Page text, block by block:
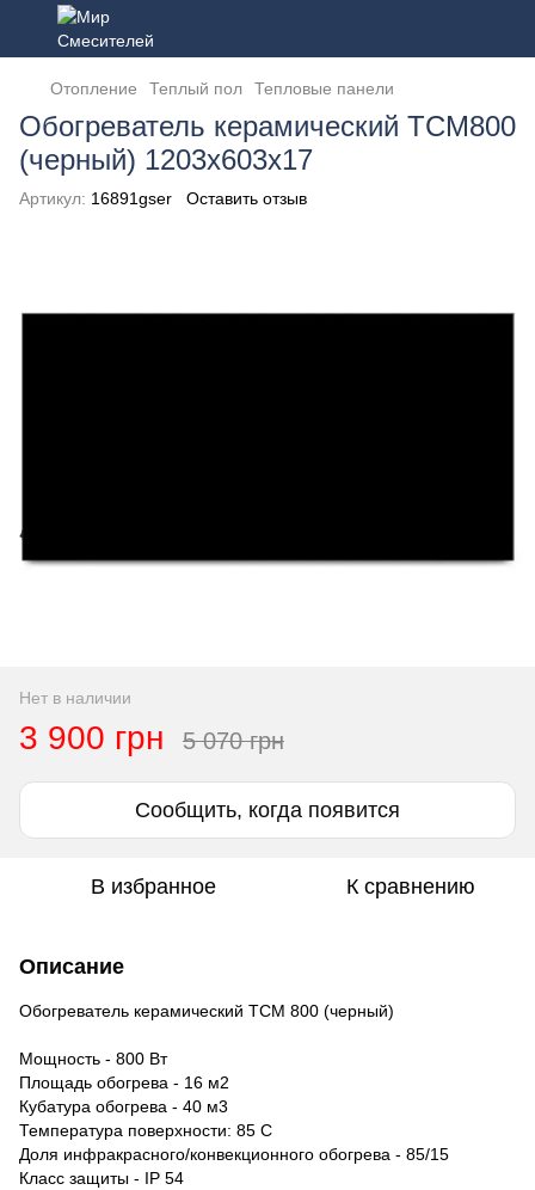
Отопление Теплый пол Тепловые панели
Обогреватель керамический ТСМ800
(черный) 1203х603х17
Артикул: 16891gser Оставить отзыв
Нет в наличии
3 900 грн 5 070 грн
Сообщить, когда появится
В избранное К сравнению
Описание
Обогреватель керамический ТСМ 800 (черный)
Мощность - 800 Вт
Площадь обогрева - 16 м2
Кубатура обогрева - 40 м3
Температура поверхности: 85 С
Доля инфракрасного/конвекционного обогрева - 85/15
Класс защиты - IP 54